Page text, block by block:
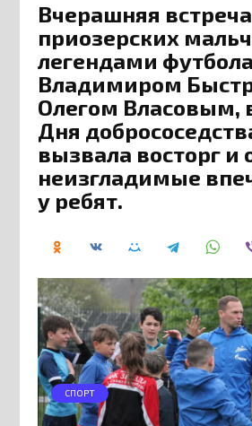
Вчерашняя встреча
приозерских
легендами футбола
Владимиром
Олегом Власовым,
Дня
вызвала восторг и
неизгладимые
у ребят.
СПОРТ